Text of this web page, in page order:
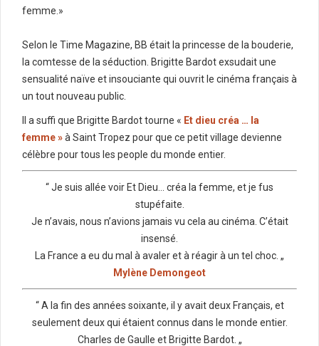
femme.»
Selon le Time Magazine, BB était la princesse de la bouderie,
la comtesse de la séduction. Brigitte Bardot exsudait une
sensualité naïve et insouciante qui ouvrit le cinéma français à
un tout nouveau public.
Il a suffi que Brigitte Bardot tourne « Et dieu créa … la
femme »à Saint Tropez pour que ce petit village devienne
célèbre pour tous les people du monde entier.
“ Je suis allée voir Et Dieu… créa la femme, et je fus
stupéfaite.
Je n’avais, nous n’avions jamais vu cela au cinéma. C’était
insensé.
La France a eu du mal à avaler et à réagir à un tel choc. „
Mylène Demongeot
“ A la fin des années soixante, il y avait deux Français, et
seulement deux qui étaient connus dans le monde entier.
Charles de Gaulle et Brigitte Bardot. „